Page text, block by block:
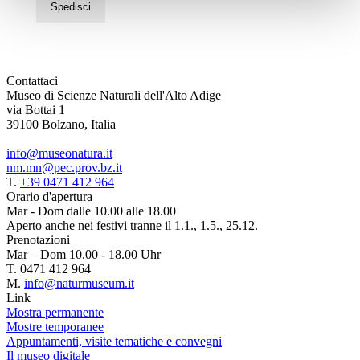
Spedisci
Contattaci
Museo di Scienze Naturali dell'Alto Adige
via Bottai 1
39100 Bolzano, Italia
info@museonatura.it
nm.mn@pec.prov.bz.it
T. +39 0471 412 964
Orario d'apertura
Mar - Dom dalle 10.00 alle 18.00
Aperto anche nei festivi tranne il 1.1., 1.5., 25.12.
Prenotazioni
Mar – Dom 10.00 - 18.00 Uhr
T. 0471 412 964
M. info@naturmuseum.it
Link
Mostra permanente
Mostre temporanee
Appuntamenti, visite tematiche e convegni
Il museo digitale